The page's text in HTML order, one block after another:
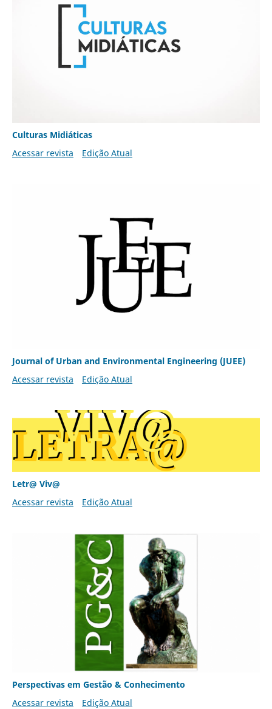
Culturas Midiáticas
Acessar revista
Edição Atual
Journal of Urban and Environmental Engineering (JUEE)
Acessar revista
Edição Atual
Letr@ Viv@
Acessar revista
Edição Atual
Perspectivas em Gestão & Conhecimento
Acessar revista
Edição Atual